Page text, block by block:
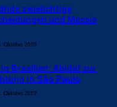
zwielichtige
und Messis
Oktober 2019
Brasilien: Abidal zur
in São Paulo
Oktober 2019